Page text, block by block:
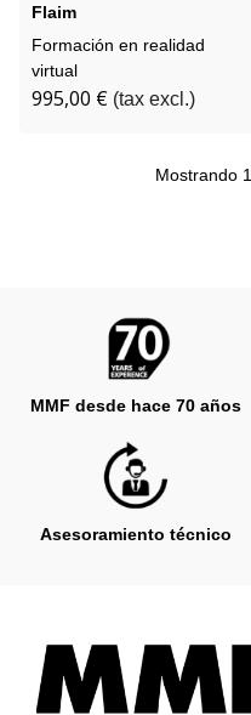
Flaim
Formación en realidad
virtual
995,00 € (tax excl.)
Mostrando 1
MMF desde hace 70 años
Asesoramiento técnico